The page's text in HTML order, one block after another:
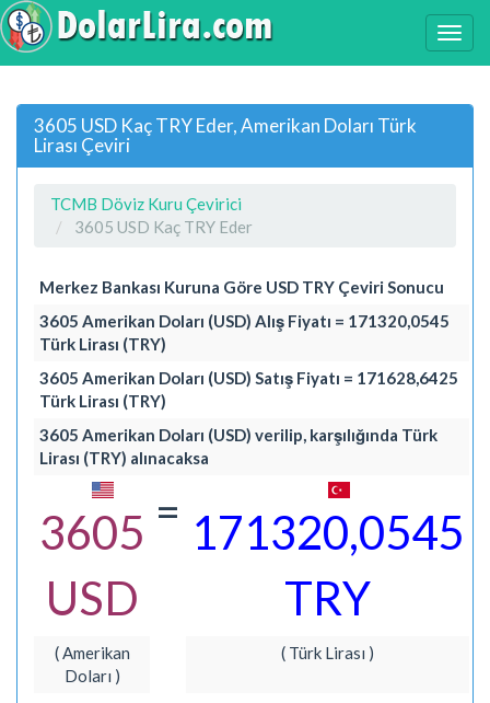
3605 USD Kaç TRY Eder, Amerikan Doları Türk
Lirası Çeviri
TCMB Döviz Kuru Çevirici
3605 USD Kaç TRY Eder
Merkez Bankası Kuruna Göre USD TRY Çeviri Sonucu
3605 Amerikan Doları (USD) Alış Fiyatı = 171320,0545
Türk Lirası (TRY)
3605 Amerikan Doları (USD) Satış Fiyatı = 171628,6425
Türk Lirası (TRY)
3605 Amerikan Doları (USD) verilip, karşılığında Türk
Lirası (TRY) alınacaksa
3605
USD
= 171320,0545
TRY
( Amerikan
Doları )
( Türk Lirası )